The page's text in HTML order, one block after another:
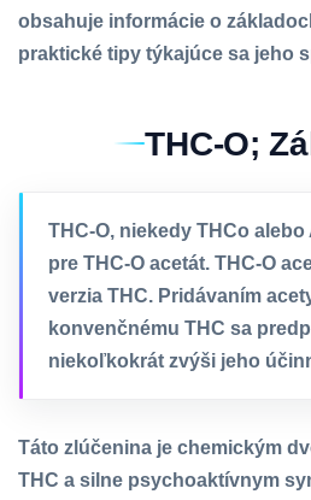
obsahuje informácie o
praktické tipy týkajúce sa jeho
THC-O;
THC-O, niekedy THCo alebo
pre THC-O acetát. THC-O
verzia THC. Pridávaním
konvenčnému THC sa
niekoľkokrát zvýši jeho
Táto zlúčenina je chemickým
THC a silne psychoaktívnym